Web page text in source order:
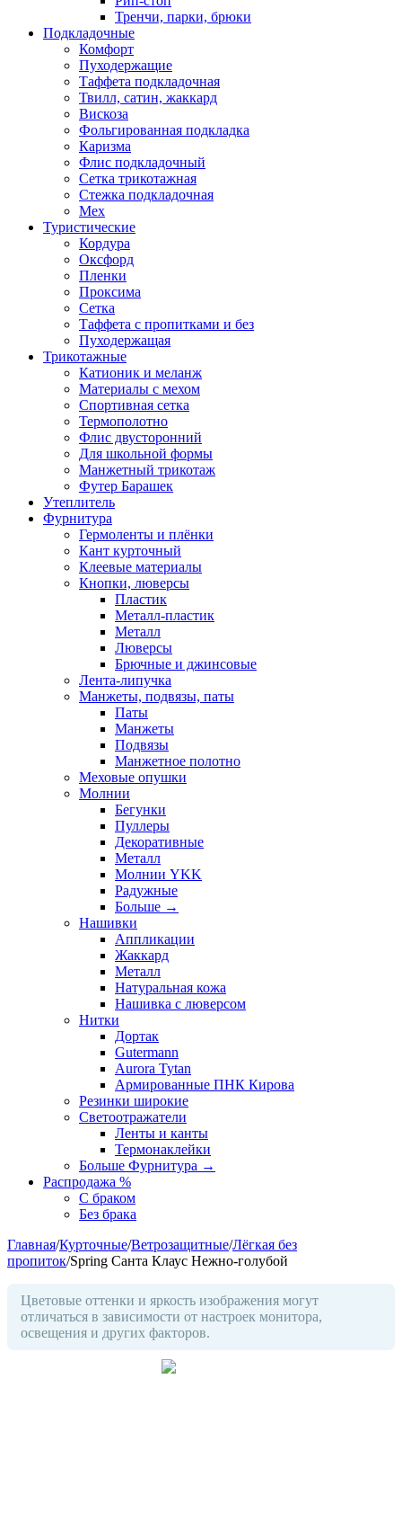
Тренчи, парки, брюки
Подкладочные
Комфорт
Пуходержащие
Таффета подкладочная
Твилл, сатин, жаккард
Вискоза
Фольгированная подкладка
Каризма
Флис подкладочный
Сетка трикотажная
Стежка подкладочная
Мех
Туристические
Кордура
Оксфорд
Пленки
Проксима
Сетка
Таффета с пропитками и без
Пуходержащая
Трикотажные
Катионик и меланж
Материалы с мехом
Спортивная сетка
Термополотно
Флис двусторонний
Для школьной формы
Манжетный трикотаж
Футер Барашек
Утеплитель
Фурнитура
Гермоленты и плёнки
Кант курточный
Клеевые материалы
Кнопки, люверсы
Пластик
Металл-пластик
Металл
Люверсы
Брючные и джинсовые
Лента-липучка
Манжеты, подвязы, паты
Паты
Манжеты
Подвязы
Манжетное полотно
Меховые опушки
Молнии
Бегунки
Пуллеры
Декоративные
Металл
Молнии YKK
Радужные
Больше →
Нашивки
Аппликации
Жаккард
Металл
Натуральная кожа
Нашивка с люверсом
Нитки
Дортак
Gutermann
Aurora Tytan
Армированные ПНК Кирова
Резинки широкие
Светоотражатели
Ленты и канты
Термонаклейки
Больше Фурнитура →
Распродажа %
С браком
Без брака
Главная/Курточные/Ветрозащитные/Лёгкая без
пропиток/Spring Санта Клаус Нежно-голубой
Цветовые оттенки и яркость изображения могут
отличаться в зависимости от настроек монитора,
освещения и других факторов.